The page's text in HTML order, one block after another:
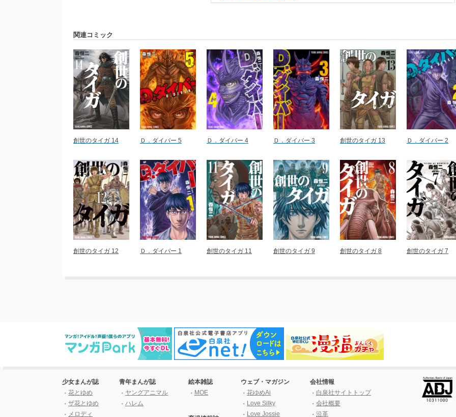
関連コミック
創世のタイガ 14 Ｄ．ダイバー 5 Ｄ．ダイバー 4 Ｄ．ダイバー 3 創世のタイガ 13 Ｄ．ダイバー 2
創世のタイガ 12 Ｄ．ダイバー 1 創世のタイガ 11 創世のタイガ 9 創世のタイガ 8 創世のタイガ 7
少女まんが誌
花とゆめ
ザ花とゆめ
メロディ
青年まんが誌
ヤングアニマル
ハレム
絵本雑誌
MOE
ウェブ・マガジン
花ゆめAi
Love Silky
Love Jossie
会社情報
白泉社サイトトップ
会社概要
沿革